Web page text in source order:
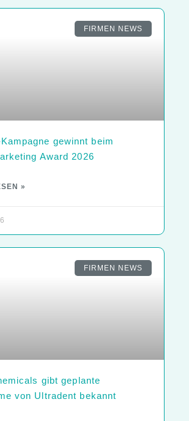
FIRMEN NEWS
gewinnt beim
Award 2026
»
FIRMEN NEWS
gibt geplante
von Ultradent bekannt